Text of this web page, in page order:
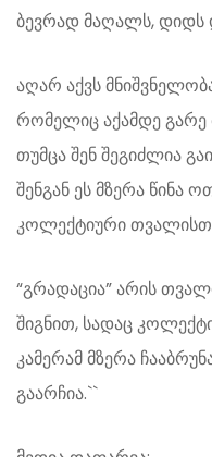
ბევრად მაღალს, დიდს
აღარ აქვს
რომელიც აქამდე გარე
თუმცა შენ შეგიძლია
შენგან ეს მზერა წინა
კოლექტიური
“გრადაცია” არის
შიგნით, სადაც
კამერამ მზერა
გაარჩია.``